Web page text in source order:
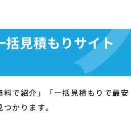
見積もりサイト
で紹介」「一括見積もりで最安
かります。